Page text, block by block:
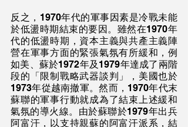
反之，1970年代的軍事因素是冷戰未能
於低盪時期結束的要因。雖然在1970年
代的低盪時期，資本主義與共產主義陣
營在軍事方面的緊張氣氛有所緩和，例
如美、蘇於1972年及1979年達成了兩階
段的「限制戰略武器談判」，美國也於
1973年從越南撤軍。然而，1970年代末
蘇聯的軍事行動就成為了結束上述緩和
氣氛的導火線。由於蘇聯於1979年出兵
阿富汗，以支持親蘇的阿富汗派系，結